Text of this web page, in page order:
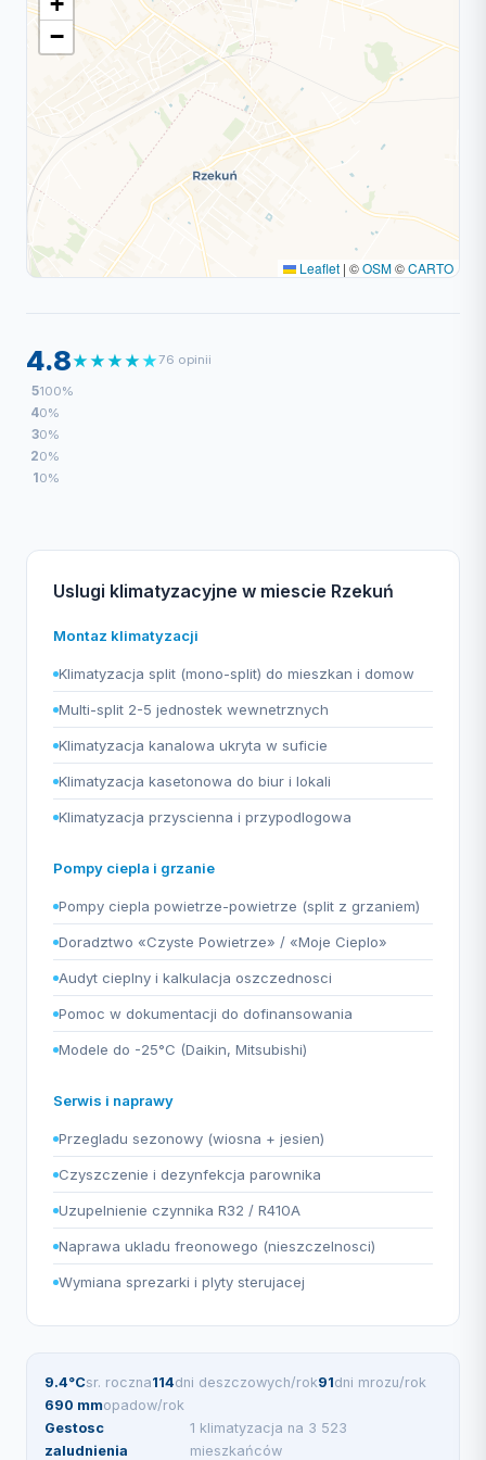
−
Leaflet | ©OSM©CARTO
4.8★★★★★76 opinii
5100%
40%
30%
20%
10%
Uslugi klimatyzacyjne w miescie Rzekuń
Montaz klimatyzacji
Klimatyzacja split (mono-split) do mieszkan i domow
Multi-split 2-5 jednostek wewnetrznych
Klimatyzacja kanalowa ukryta w suficie
Klimatyzacja kasetonowa do biur i lokali
Klimatyzacja przyscienna i przypodlogowa
Pompy ciepla i grzanie
Pompy ciepla powietrze-powietrze (split z grzaniem)
Doradztwo «Czyste Powietrze» / «Moje Cieplo»
Audyt cieplny i kalkulacja oszczednosci
Pomoc w dokumentacji do dofinansowania
Modele do -25°C (Daikin, Mitsubishi)
Serwis i naprawy
Przegladu sezonowy (wiosna + jesien)
Czyszczenie i dezynfekcja parownika
Uzupelnienie czynnika R32 / R410A
Naprawa ukladu freonowego (nieszczelnosci)
Wymiana sprezarki i plyty sterujacej
9.4°Csr. roczna114dni deszczowych/rok91dni mrozu/rok
690 mmopadow/rok
Gestosc
zaludnienia
1 klimatyzacja na 3 523
mieszkańców